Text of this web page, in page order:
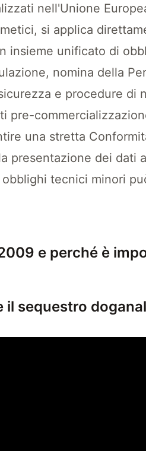
nell'Unione
si applica
insieme unificato di
nomina della
e procedure di
pre-
una stretta
presentazione dei dati
tecnici minori
e perché è
sequestro